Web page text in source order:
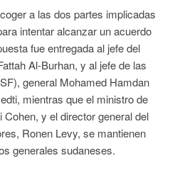
a las dos partes implicadas
intentar alcanzar un acuerdo
fue entregada al jefe del
Al-Burhan, y al jefe de las
general Mohamed Hamdan
mientras que el ministro de
y el director general del
Ronen Levy, se mantienen
generales sudaneses.